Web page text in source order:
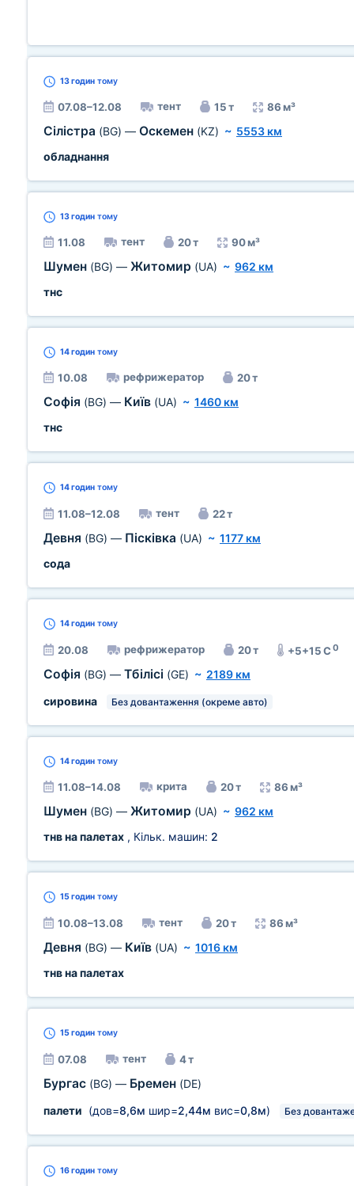
13 годин тому
07.08–12.08 тент 15 т 86 м³
Сілістра (BG) — Оскемен (KZ) ~ 5553 км
обладнання
13 годин тому
11.08 тент 20 т 90 м³
Шумен (BG) — Житомир (UA) ~ 962 км
тнс
14 годин тому
10.08 рефрижератор 20 т
Софія (BG) — Київ (UA) ~ 1460 км
тнс
14 годин тому
11.08–12.08 тент 22 т
Девня (BG) — Пісківка (UA) ~ 1177 км
сода
14 годин тому
20.08 рефрижератор 20 т +5+15 C0
Софія (BG) — Тбілісі (GE) ~ 2189 км
сировина
Без довантаження (окреме авто)
14 годин тому
11.08–14.08 крита 20 т 86 м³
Шумен (BG) — Житомир (UA) ~ 962 км
тнв на палетах , Кільк. машин: 2
15 годин тому
10.08–13.08 тент 20 т 86 м³
Девня (BG) — Київ (UA) ~ 1016 км
тнв на палетах
15 годин тому
07.08 тент 4 т
Бургас (BG) — Бремен (DE)
палети (дов=8,6м шир=2,44м вис=0,8м) Без
16 годин тому